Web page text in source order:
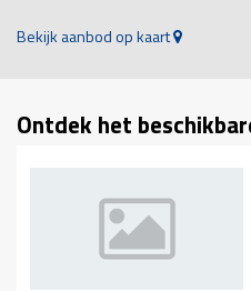
Bekijk aanbod op kaart
Ontdek het